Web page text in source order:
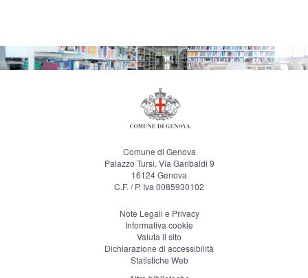
Comune di Genova
Palazzo Tursi, Via Garibaldi 9
16124 Genova
C.F. / P. Iva 0085930102
Note Legali e Privacy
Informativa cookie
Valuta il sito
Dichiarazione di accessibilità
Statistiche Web